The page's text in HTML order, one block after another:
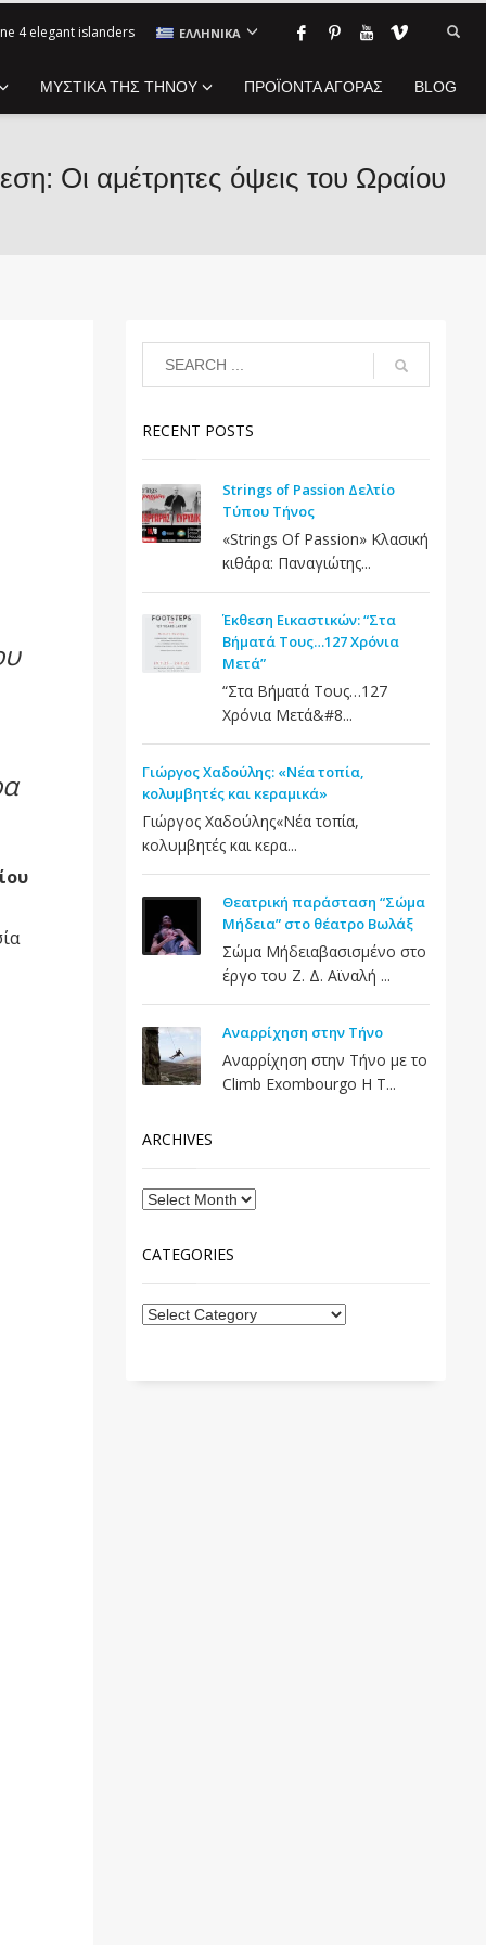
4 elegant islanders ΕΛΛΗΝΙΚΆ
ΜΥΣΤΙΚΑ ΤΗΣ ΤΗΝΟΥ ΠΡΟΪΟΝΤΑ ΑΓΟΡΑΣ BLOG
Οι αμέτρητες όψεις του Ωραίου
RECENT POSTS
Strings of Passion Δελτίο
Τύπου Τήνος
«Strings Of Passion» Κλασική
κιθάρα: Παναγιώτης...
Έκθεση Εικαστικών: “Στα
Βήματά Τους…127 Χρόνια
Μετά”
“Στα Βήματά Τους…127
Χρόνια Μετά&#8...
Γιώργος Χαδούλης: «Νέα τοπία,
κολυμβητές και κεραμικά»
Γιώργος Χαδούλης«Νέα τοπία,
κολυμβητές και κερα...
Θεατρική παράσταση “Σώμα
Μήδεια” στο θέατρο Βωλάξ
Σώμα Μήδειαβασισμένο στο
έργο του Ζ. Δ. Αϊναλή ...
Αναρρίχηση στην Τήνο
Αναρρίχηση στην Τήνο με το
Climb Exombourgo Η Τ...
ARCHIVES
CATEGORIES